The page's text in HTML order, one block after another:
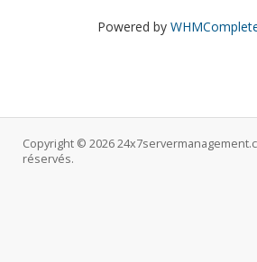
Powered by
Copyright © 2026
réservés.